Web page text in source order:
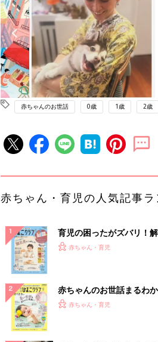
赤ちゃんのお世話 0歳 1歳 2歳
赤ちゃん・育児の人気記事
育児の困ったがズバリ！
『ひよこクラブ 秋号』 4
赤ちゃん・育児
赤ちゃんのお世話まるわ
てのひよこクラブ 夏号』
赤ちゃん・育児